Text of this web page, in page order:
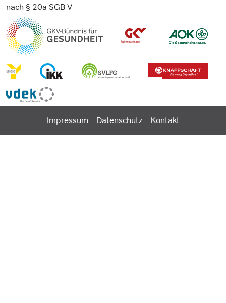
nach § 20a SGB V
Impressum Datenschutz Kontakt